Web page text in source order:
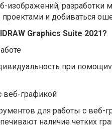
изображений, разработки
проектами и добиваться
Graphics Suite 2021?
при
веб-графикой
для работы с
наличие четких